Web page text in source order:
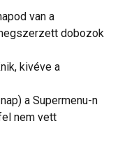
van a
dobozok
kivéve a
a Supermenu-n
nem vett